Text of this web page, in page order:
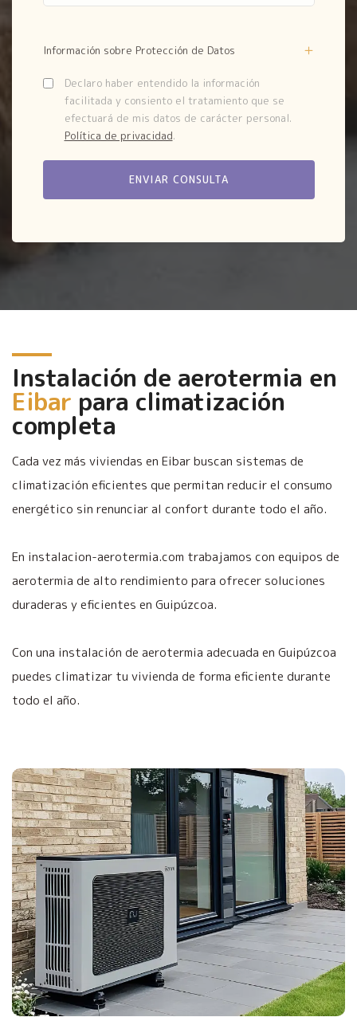
Información sobre Protección de Datos
Declaro haber entendido la información
facilitada y consiento el tratamiento que se
efectuará de mis datos de carácter personal.
Política de privacidad.
Instalación de aerotermia en
Eibar para climatización
completa
Cada vez más viviendas en Eibar buscan sistemas de
climatización eficientes que permitan reducir el consumo
energético sin renunciar al confort durante todo el año.
En instalacion-aerotermia.com trabajamos con equipos de
aerotermia de alto rendimiento para ofrecer soluciones
duraderas y eficientes en Guipúzcoa.
Con una instalación de aerotermia adecuada en Guipúzcoa
puedes climatizar tu vivienda de forma eficiente durante
todo el año.